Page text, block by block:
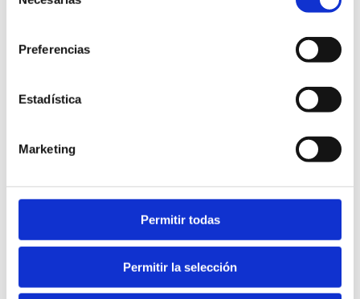
Preferencias
Estadística
Marketing
Permitir todas
Permitir la selección
Kitesurf